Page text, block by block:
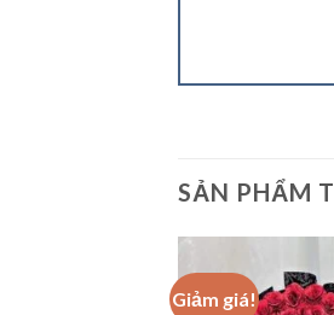
SẢN PHẨM
Giảm giá!